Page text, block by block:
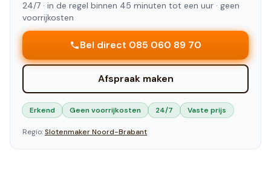
24/7 · in de regel binnen 45 minuten tot een uur · geen
voorrijkosten
Bel direct 085 060 89 70
Afspraak maken
Erkend Geen voorrijkosten 24/7 Vaste prijs
Regio:SlotenmakerNoord-Brabant